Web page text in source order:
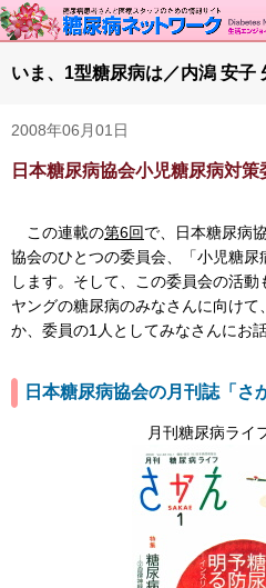
トップページ
学会・イベント
談話室BBS
特集・連載
腎臓の健康道
インスリンポンプ
グリコアルブミン
特集・連載 一覧へ
いま、1型糖尿病は／内潟 安子
2008年06月01日
日本糖尿病協会小児糖尿病対策
この連載の第6回で、日本糖尿病
協会のひとつの委員会、「小児糖
します。そして、この委員会の活
ヤングの糖尿病のみなさんに向け
か、委員の1人としてみなさんにお
日本糖尿病協会の月刊誌「さ
月刊糖尿病ライ